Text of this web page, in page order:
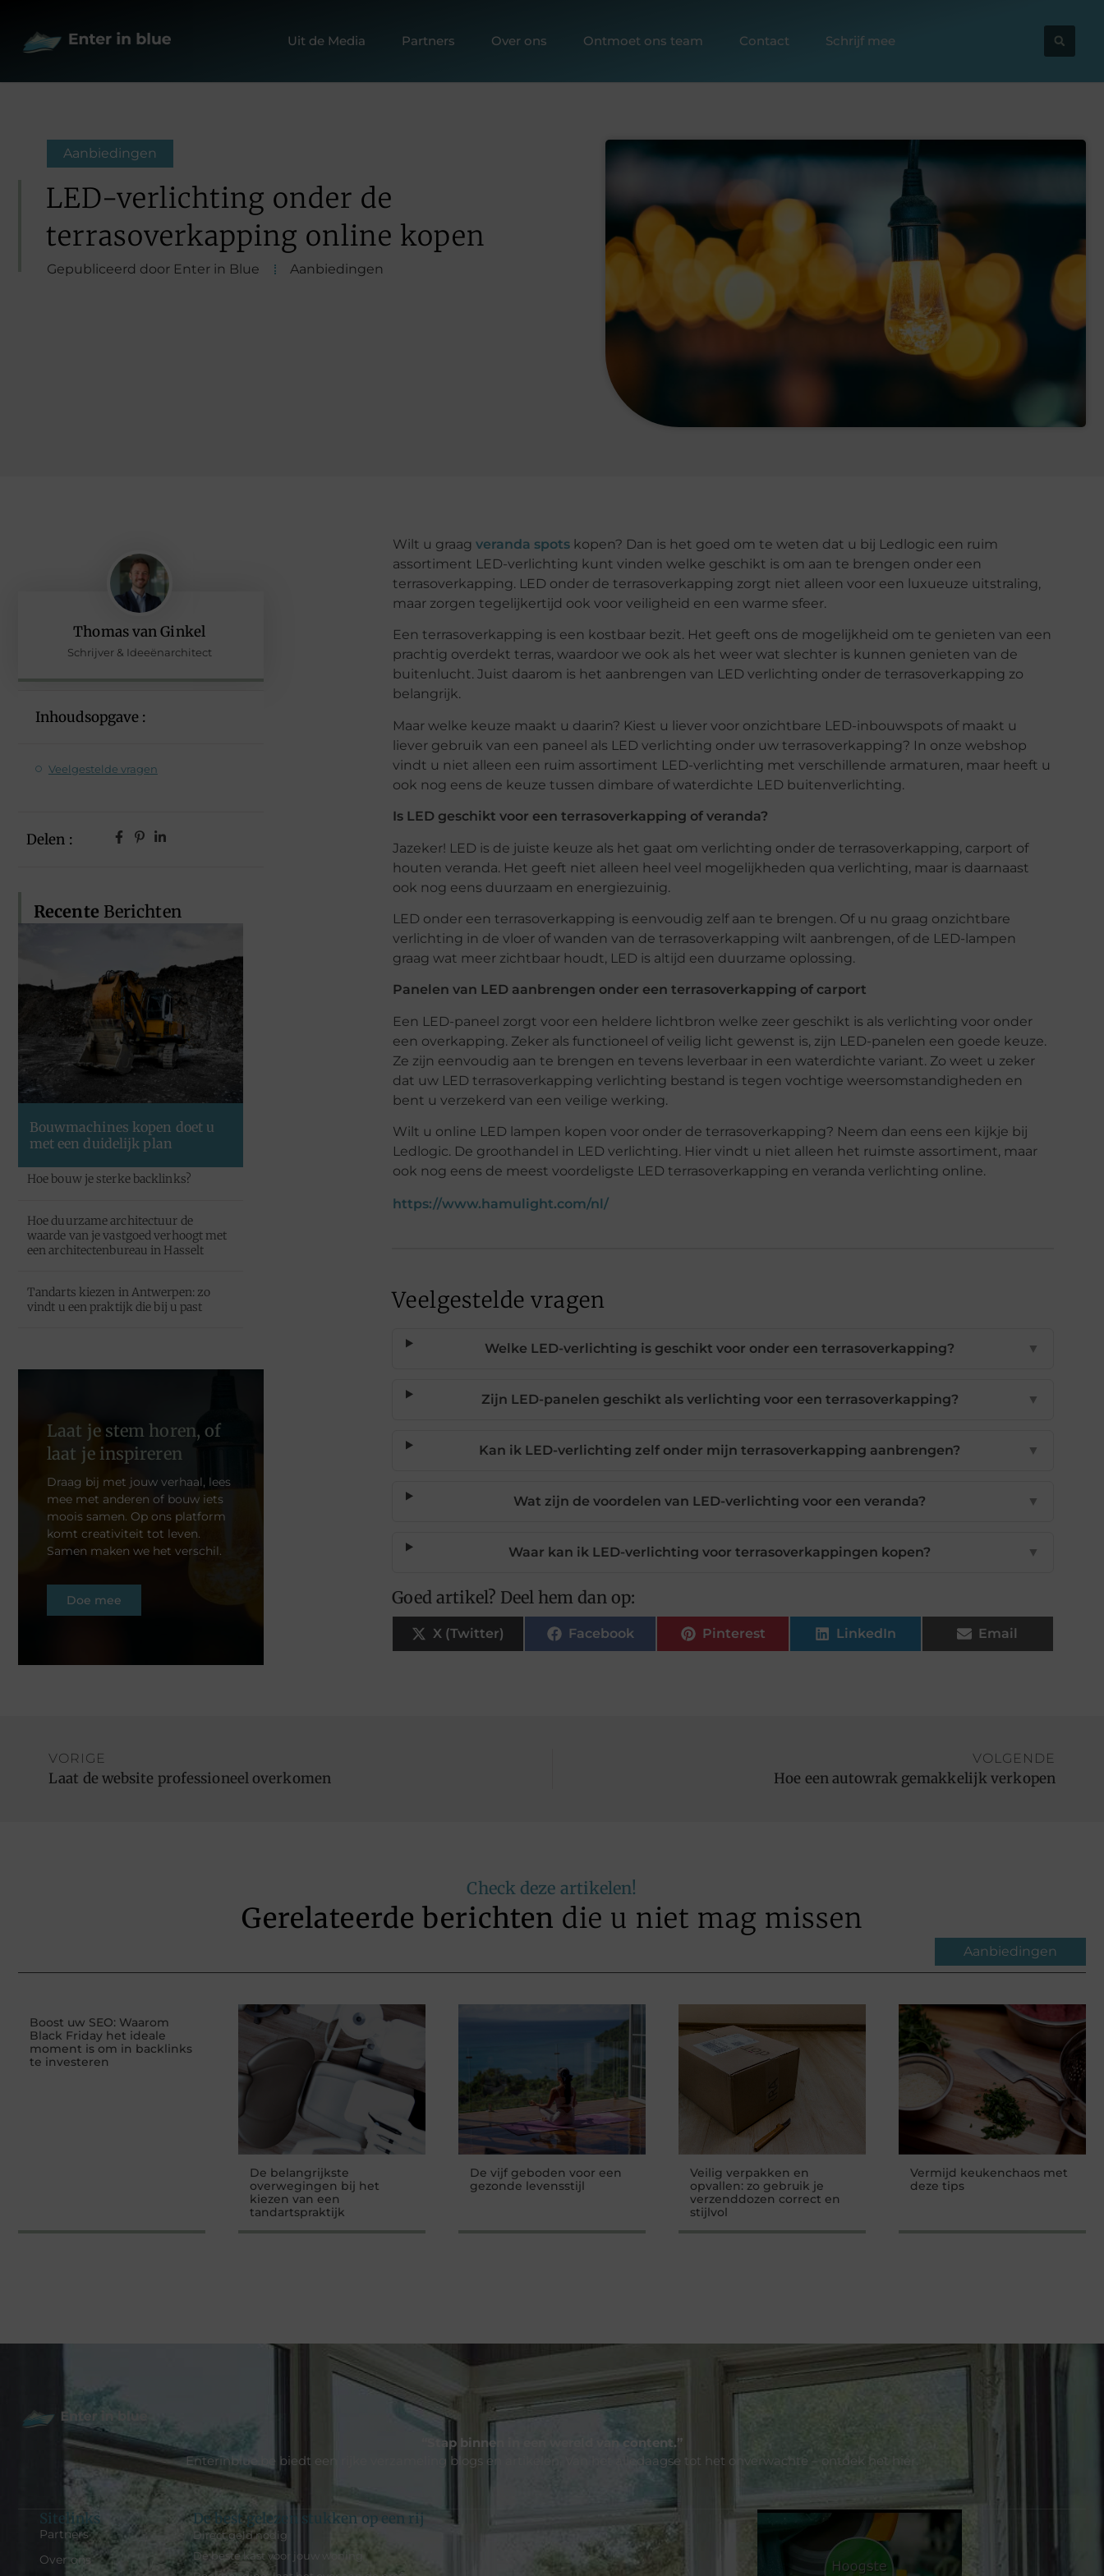
Uit de Media Partners Over ons Ontmoet ons team Contact Schrijf mee
Aanbiedingen
LED-verlichting onder de
terrasoverkapping online kopen
Gepubliceerd door Enter in Blue Aanbiedingen
Thomas van Ginkel
Schrijver & Ideeënarchitect
Inhoudsopgave :
Veelgestelde vragen
Delen :
Recente Berichten
Bouwmachines kopen doet u
met een duidelijk plan
Hoe bouw je sterke backlinks?
Hoe duurzame architectuur de
waarde van je vastgoed verhoogt met
een architectenbureau in Hasselt
Tandarts kiezen in Antwerpen: zo
vindt u een praktijk die bij u past
Laat je stem horen, of
laat je inspireren
Draag bij met jouw verhaal, lees
mee met anderen of bouw iets
moois samen. Op ons platform
komt creativiteit tot leven.
Samen maken we het verschil.
Doe mee
Wilt u graag veranda spots kopen? Dan is het goed om te weten dat u bij Ledlogic een ruim
assortiment LED-verlichting kunt vinden welke geschikt is om aan te brengen onder een
terrasoverkapping. LED onder de terrasoverkapping zorgt niet alleen voor een luxueuze uitstraling,
maar zorgen tegelijkertijd ook voor veiligheid en een warme sfeer.
Een terrasoverkapping is een kostbaar bezit. Het geeft ons de mogelijkheid om te genieten van een
prachtig overdekt terras, waardoor we ook als het weer wat slechter is kunnen genieten van de
buitenlucht. Juist daarom is het aanbrengen van LED verlichting onder de terrasoverkapping zo
belangrijk.
Maar welke keuze maakt u daarin? Kiest u liever voor onzichtbare LED-inbouwspots of maakt u
liever gebruik van een paneel als LED verlichting onder uw terrasoverkapping? In onze webshop
vindt u niet alleen een ruim assortiment LED-verlichting met verschillende armaturen, maar heeft u
ook nog eens de keuze tussen dimbare of waterdichte LED buitenverlichting.
Is LED geschikt voor een terrasoverkapping of veranda?
Jazeker! LED is de juiste keuze als het gaat om verlichting onder de terrasoverkapping, carport of
houten veranda. Het geeft niet alleen heel veel mogelijkheden qua verlichting, maar is daarnaast
ook nog eens duurzaam en energiezuinig.
LED onder een terrasoverkapping is eenvoudig zelf aan te brengen. Of u nu graag onzichtbare
verlichting in de vloer of wanden van de terrasoverkapping wilt aanbrengen, of de LED-lampen
graag wat meer zichtbaar houdt, LED is altijd een duurzame oplossing.
Panelen van LED aanbrengen onder een terrasoverkapping of carport
Een LED-paneel zorgt voor een heldere lichtbron welke zeer geschikt is als verlichting voor onder
een overkapping. Zeker als functioneel of veilig licht gewenst is, zijn LED-panelen een goede keuze.
Ze zijn eenvoudig aan te brengen en tevens leverbaar in een waterdichte variant. Zo weet u zeker
dat uw LED terrasoverkapping verlichting bestand is tegen vochtige weersomstandigheden en
bent u verzekerd van een veilige werking.
Wilt u online LED lampen kopen voor onder de terrasoverkapping? Neem dan eens een kijkje bij
Ledlogic. De groothandel in LED verlichting. Hier vindt u niet alleen het ruimste assortiment, maar
ook nog eens de meest voordeligste LED terrasoverkapping en veranda verlichting online.
https://www.hamulight.com/nl/
Veelgestelde vragen
Welke LED-verlichting is geschikt voor onder een terrasoverkapping? ▼
Zijn LED-panelen geschikt als verlichting voor een terrasoverkapping? ▼
Kan ik LED-verlichting zelf onder mijn terrasoverkapping aanbrengen? ▼
Wat zijn de voordelen van LED-verlichting voor een veranda? ▼
Waar kan ik LED-verlichting voor terrasoverkappingen kopen? ▼
Goed artikel? Deel hem dan op:
X (Twitter) Facebook Pinterest LinkedIn Email
VORIGE
Laat de website professioneel overkomen
VOLGENDE
Hoe een autowrak gemakkelijk verkopen
Check deze artikelen!
Gerelateerde berichten die u niet mag missen
Aanbiedingen
Boost uw SEO: Waarom
Black Friday het ideale
moment is om in backlinks
te investeren
De belangrijkste
overwegingen bij het
kiezen van een
tandartspraktijk
De vijf geboden voor een
gezonde levensstijl
Veilig verpakken en
opvallen: zo gebruik je
verzenddozen correct en
stijlvol
Vermijd keukenchaos met
deze tips
“Stap binnen in een wereld van content.”
Enterinblue.be biedt een rijke verzameling blogs en artikelen. Van het alledaagse tot het onverwachte – ontdek het hier.
Sitelinks
Partners
Over ons
De best gelezen stukken op een rij
Direct geld nodig
De beste kast voor jouw woning